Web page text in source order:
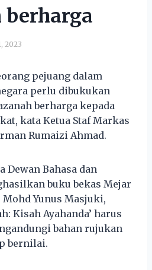
2023
pejuang dalam
perlu dibukukan
berharga kepada
kata Ketua Staf Markas
Rumaizi Ahmad.
Dewan Bahasa dan
buku bekas Mejar
Mohd Yunus Masjuki,
Kisah Ayahanda’ harus
bahan rujukan
bernilai.